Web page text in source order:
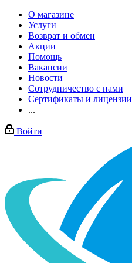
О магазине
Услуги
Возврат и обмен
Акции
Помощь
Вакансии
Новости
Сотрудничество с нами
Сертификаты и лицензии
...
Войти